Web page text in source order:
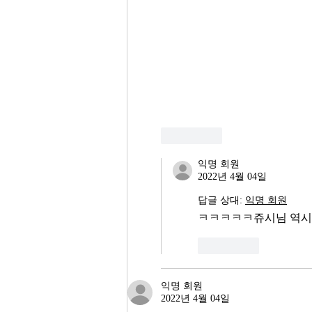
익명 회원
2022년 4월 04일
답글 상대: 익명 회원
ㅋㅋㅋㅋㅋ쥬시님 역
익명 회원
2022년 4월 04일